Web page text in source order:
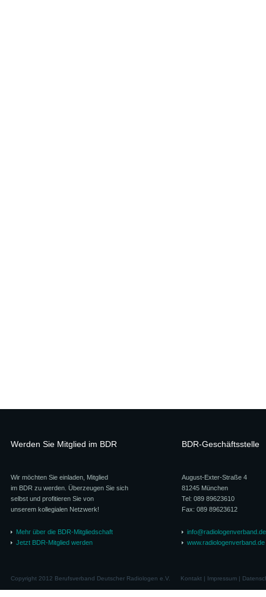
Werden Sie Mitglied im BDR
Wir möchten Sie einladen, Mitglied
im BDR zu werden. Überzeugen Sie sich
selbst und profitieren Sie von
unserem kollegialen Netzwerk!
Mehr über die BDR-Mitgliedschaft
Jetzt BDR-Mitglied werden
BDR-Geschäftsstelle
August-Exter-Straße 4
81245 München
Tel: 089 89623610
Fax: 089 89623612
info@radiologenverband.de
www.radiologenverband.de
Copyright 2012 Berufsverband Deutscher Radiologen e.V. Kontakt| Impressum|